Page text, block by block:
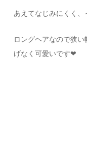
あえてなじみにくく
ロングヘアなので狭
げなく可愛いです❤︎